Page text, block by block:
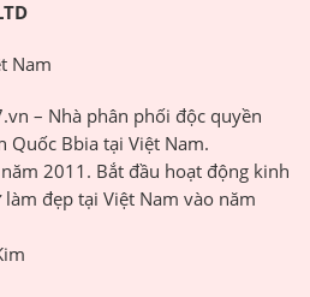
Nam
– Nhà phân phối độc quyền
Bbia tại Việt Nam.
2011. Bắt đầu hoạt động kinh
đẹp tại Việt Nam vào năm